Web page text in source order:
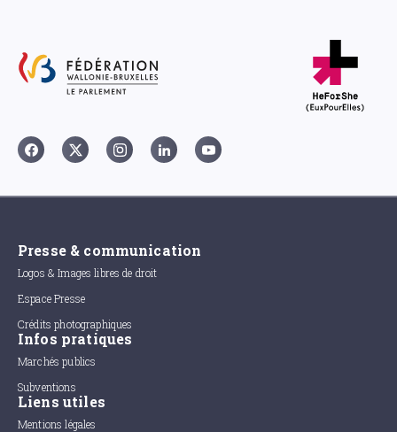
Presse & communication
Logos & Images libres de droit
Espace Presse
Crédits photographiques
Infos pratiques
Marchés publics
Subventions
Liens utiles
Mentions légales